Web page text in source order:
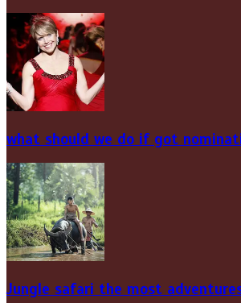
what should we do if got
Jungle safari the most